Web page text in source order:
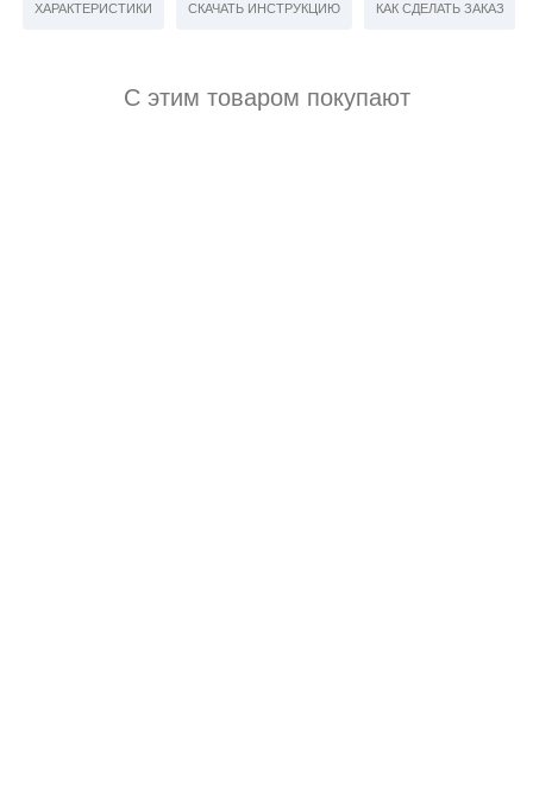
ХАРАКТЕРИСТИКИ СКАЧАТЬ ИНСТРУКЦИЮ КАК СДЕЛАТЬ ЗАКАЗ
С этим товаром покупают